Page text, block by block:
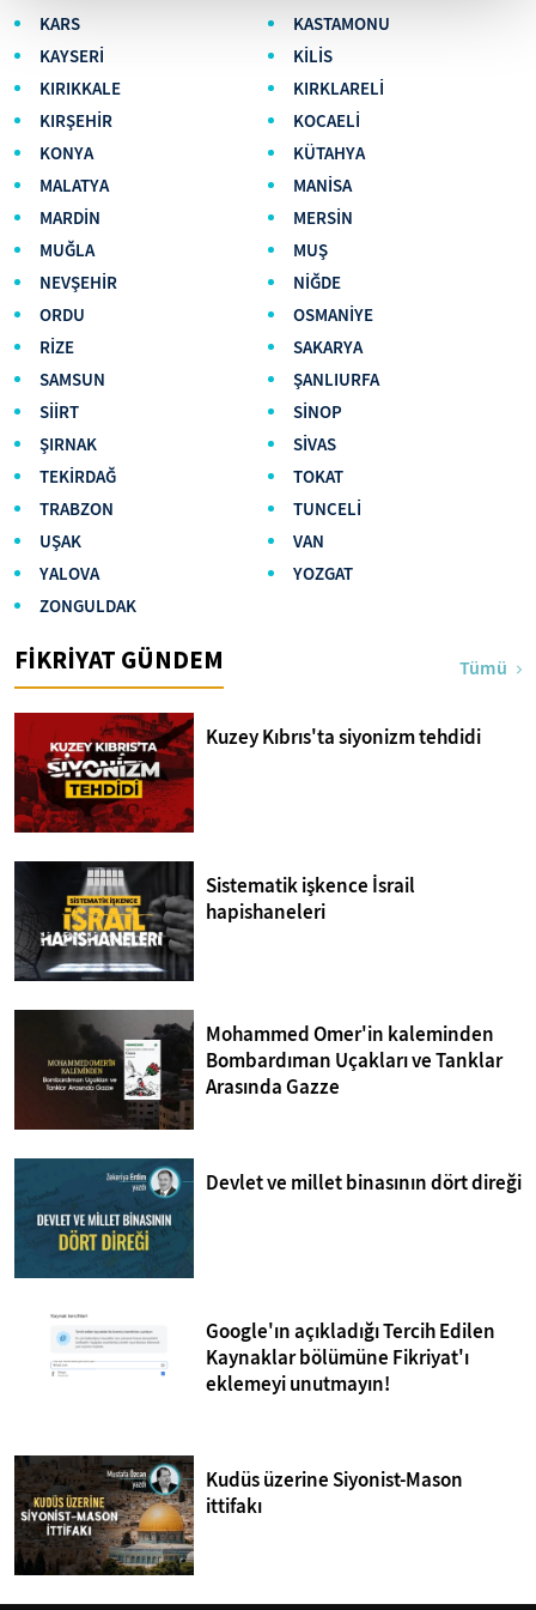
KARS
KASTAMONU
KAYSERİ
KİLİS
KIRIKKALE
KIRKLARELİ
KIRŞEHİR
KOCAELİ
KONYA
KÜTAHYA
MALATYA
MANİSA
MARDİN
MERSİN
MUĞLA
MUŞ
NEVŞEHİR
NİĞDE
ORDU
OSMANİYE
RİZE
SAKARYA
SAMSUN
ŞANLIURFA
SİİRT
SİNOP
ŞIRNAK
SİVAS
TEKİRDAĞ
TOKAT
TRABZON
TUNCELİ
UŞAK
VAN
YALOVA
YOZGAT
ZONGULDAK
FİKRİYAT GÜNDEM Tümü
Kuzey Kıbrıs'ta siyonizm tehdidi
Sistematik işkence İsrail
hapishaneleri
Mohammed Omer'in kaleminden
Bombardıman Uçakları ve Tanklar
Arasında Gazze
Devlet ve millet binasının dört direği
Google'ın açıkladığı Tercih Edilen
Kaynaklar bölümüne Fikriyat'ı
eklemeyi unutmayın!
Kudüs üzerine Siyonist-Mason
ittifakı